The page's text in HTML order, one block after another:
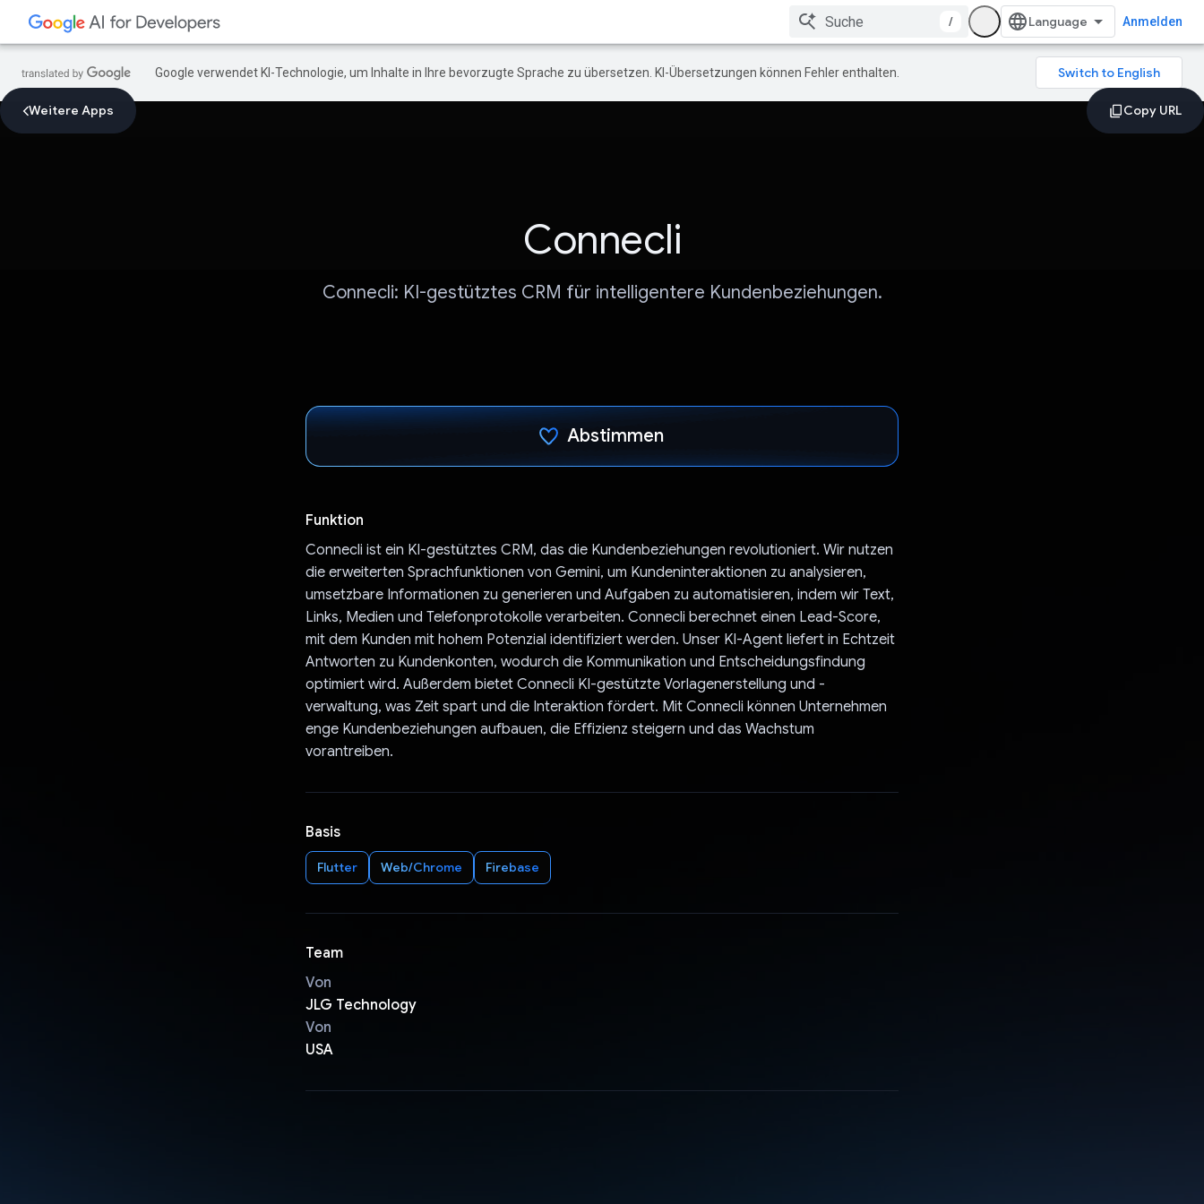
/ Anmelden
Google verwendet KI-Technologie, um Inhalte in Ihre bevorzugte Sprache zu übersetzen. KI-Übersetzungen können Fehler enthalten.
Weitere Apps
Connecli
Connecli: KI-gestütztes CRM für intelligentere Kundenbeziehungen.
Abstimmen
Funktion
Connecli ist ein KI-gestütztes CRM, das die Kundenbeziehungen revolutioniert. Wir nutzen
die erweiterten Sprachfunktionen von Gemini, um Kundeninteraktionen zu analysieren,
umsetzbare Informationen zu generieren und Aufgaben zu automatisieren, indem wir Text,
Links, Medien und Telefonprotokolle verarbeiten. Connecli berechnet einen Lead-Score,
mit dem Kunden mit hohem Potenzial identifiziert werden. Unser KI-Agent liefert in Echtzeit
Antworten zu Kundenkonten, wodurch die Kommunikation und Entscheidungsfindung
optimiert wird. Außerdem bietet Connecli KI-gestützte Vorlagenerstellung und -
verwaltung, was Zeit spart und die Interaktion fördert. Mit Connecli können Unternehmen
enge Kundenbeziehungen aufbauen, die Effizienz steigern und das Wachstum
vorantreiben.
Basis
Flutter Web/Chrome Firebase
Team
Von
JLG Technology
Von
USA